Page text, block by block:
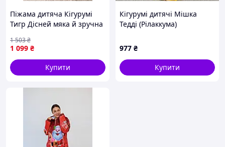
Піжама дитяча Кігурумі
Тигр Дісней мяка й зручна
1 099 ₴
1 503₴
Купити
Кігурумі дитячі Мішка
Тедді (Рілаккума)
977 ₴
Купити